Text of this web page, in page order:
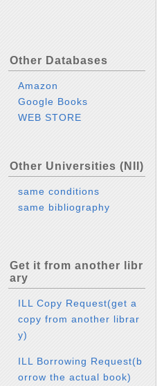
Other Databases
Amazon
Google Books
WEB STORE
Other Universities (NII)
same conditions
same bibliography
Get it from another libr
ary
ILL Copy Request(get a
copy from another librar
y)
ILL Borrowing Request(b
orrow the actual book)